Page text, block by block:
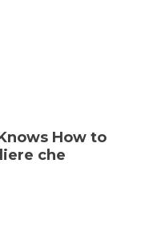
How to
che